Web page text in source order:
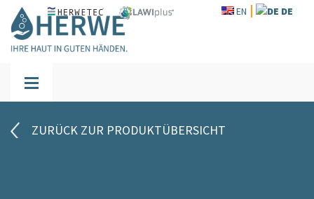
EN DE
ZURÜCK ZUR PRODUKTÜBERSICHT